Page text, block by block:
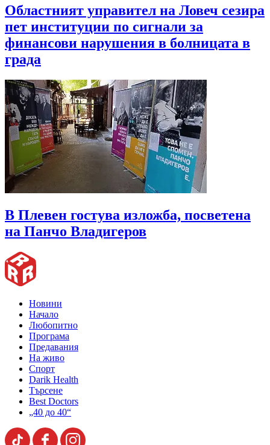
Областният управител на Ловеч сезира
пет институции по сигнали за
финансови нарушения в болницата в
града
В Плевен гостува изложба, посветена
на Панчо Владигеров
Новини
Начало
Любопитно
Програма
Предавания
На живо
Спорт
Darik Health
Търсене
Best Doctors
„40 до 40“